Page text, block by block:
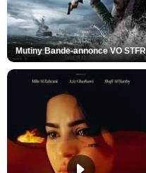
Mutiny Bande-annonce VO STFR